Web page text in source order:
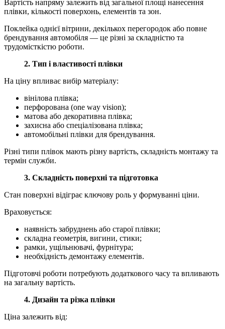
Вартість напряму залежить від загальної площі нанесення
плівки, кількості поверхонь, елементів та зон.
Поклейка однієї вітрини, декількох перегородок або повне
брендування автомобіля — це різні за складністю та
трудомісткістю роботи.
2. Тип і властивості плівки
На ціну впливає вибір матеріалу:
вінілова плівка;
перфорована (one way vision);
матова або декоративна плівка;
захисна або спеціалізована плівка;
автомобільні плівки для брендування.
Різні типи плівок мають різну вартість, складність монтажу та
термін служби.
3. Складність поверхні та підготовка
Стан поверхні відіграє ключову роль у формуванні ціни.
Враховується:
наявність забруднень або старої плівки;
складна геометрія, вигини, стики;
рамки, ущільнювачі, фурнітура;
необхідність демонтажу елементів.
Підготовчі роботи потребують додаткового часу та впливають
на загальну вартість.
4. Дизайн та різка плівки
Ціна залежить від: